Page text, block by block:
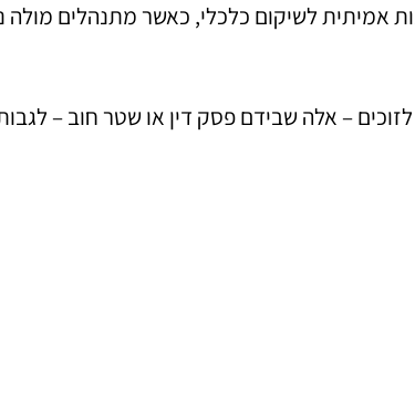
אמיתית לשיקום כלכלי, כאשר מתנהלים מולה
– אלה שבידם פסק דין או שטר חוב –